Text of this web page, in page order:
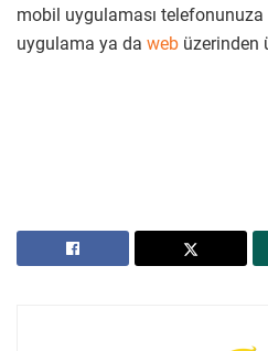
mobil uygulaması
uygulama ya da web üzerinden